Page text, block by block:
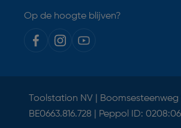
Op de hoogte blijven?
Toolstation NV |
BE0663.816.728 | Peppol ID: